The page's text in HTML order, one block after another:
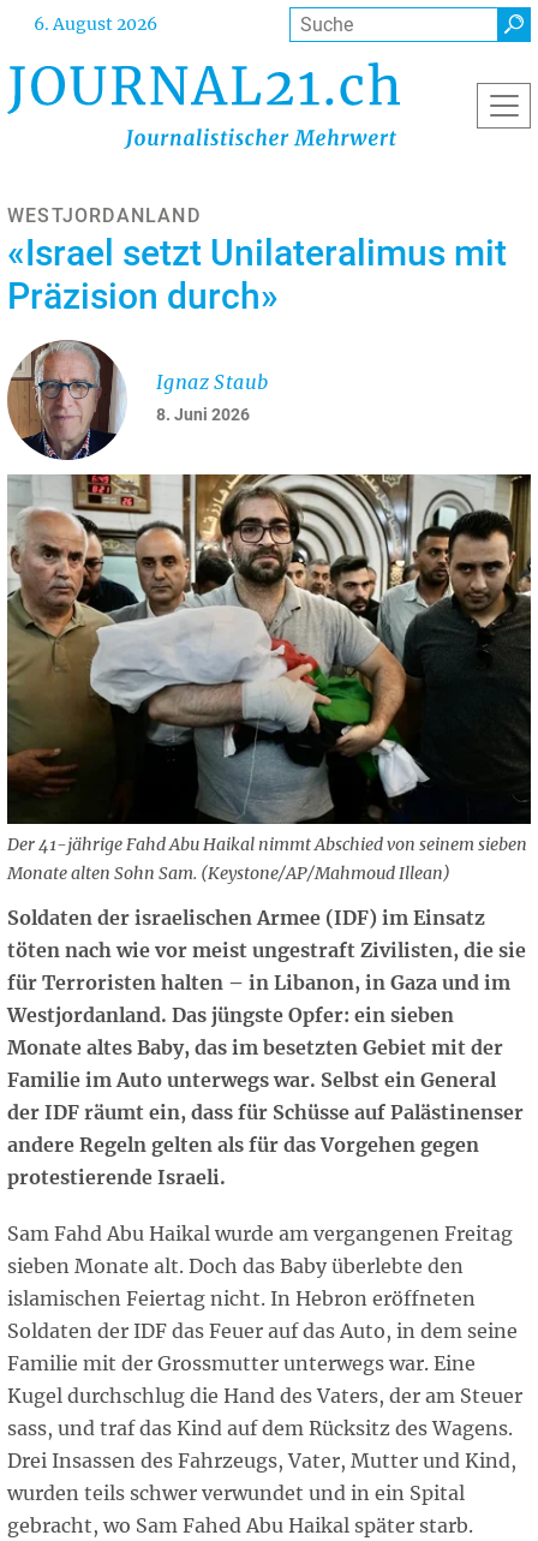
Direkt
Inhalt
6. August 2026 Suche
WESTJORDANLAND
«Israel setzt Unilateralimus mit
Präzision durch»
8. Juni 2026
Ignaz Staub
Der 41-jährige Fahd Abu Haikal nimmt Abschied von seinem sieben
Monate alten Sohn Sam. (Keystone/AP/Mahmoud Illean)
Soldaten der israelischen Armee (IDF) im Einsatz
töten nach wie vor meist ungestraft Zivilisten, die sie
für Terroristen halten – in Libanon, in Gaza und im
Westjordanland. Das jüngste Opfer: ein sieben
Monate altes Baby, das im besetzten Gebiet mit der
Familie im Auto unterwegs war. Selbst ein General
der IDF räumt ein, dass für Schüsse auf Palästinenser
andere Regeln gelten als für das Vorgehen gegen
protestierende Israeli.
Sam Fahd Abu Haikal wurde am vergangenen Freitag
sieben Monate alt. Doch das Baby überlebte den
islamischen Feiertag nicht. In Hebron eröffneten
Soldaten der IDF das Feuer auf das Auto, in dem seine
Familie mit der Grossmutter unterwegs war. Eine
Kugel durchschlug die Hand des Vaters, der am Steuer
sass, und traf das Kind auf dem Rücksitz des Wagens.
Drei Insassen des Fahrzeugs, Vater, Mutter und Kind,
wurden teils schwer verwundet und in ein Spital
gebracht, wo Sam Fahed Abu Haikal später starb.